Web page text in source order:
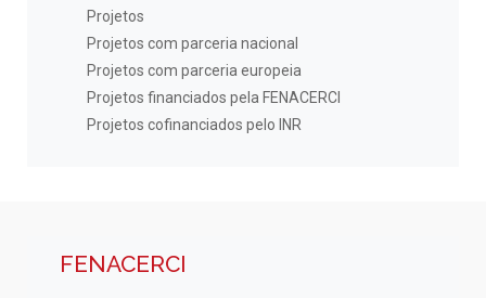
Projetos
Projetos com parceria nacional
Projetos com parceria europeia
Projetos financiados pela FENACERCI
Projetos cofinanciados pelo INR
FENACERCI